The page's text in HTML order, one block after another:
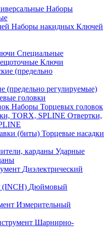
Наборы
Наборы накидных Ключей
Специальные
Ключи
(предельно регулируемые)
головки
Наборы Торцевых головок
Отвертки,
Торцевые насадки
Ударные
Диэлектрический
Дюймовый
Измерительный
Шарнирно-